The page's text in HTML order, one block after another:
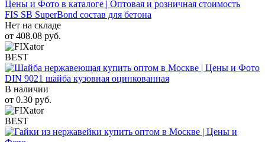
FIS SB SuperBond состав для бетона
Нет на складе
от 408.08 руб.
BEST
DIN 9021 шайба кузовная оцинкованная
В наличии
от 0.30 руб.
BEST